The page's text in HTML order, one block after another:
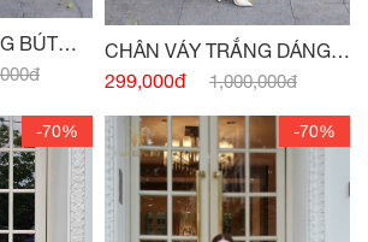
BÚT
CHÂN VÁY TRẮNG DÁNG A
BẤU LY ĐÍNH CÚC -(HẾT
299,000đ 1,000,000đ
-70% -70%